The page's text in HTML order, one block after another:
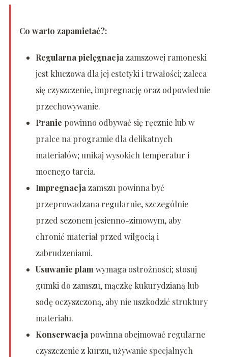
Co warto zapamietać?:
Regularna pielęgnacjazamszowej ramoneski
jest kluczowa dla jej estetyki i trwałości; zaleca
się czyszczenie, impregnację oraz odpowiednie
przechowywanie.
Pranie powinno odbywać się ręcznie lub w
pralce na programie dla delikatnych
materiałów; unikaj wysokich temperatur i
mocnego tarcia.
Impregnacjazamszu powinna być
przeprowadzana regularnie, szczególnie
przed sezonem jesienno-zimowym, aby
chronić materiał przed wilgocią i
zabrudzeniami.
Usuwanie plamwymaga ostrożności; stosuj
gumki do zamszu, mączkę kukurydzianą lub
sodę oczyszczoną, aby nie uszkodzić struktury
materiału.
Konserwacjapowinna obejmować regularne
czyszczenie z kurzu, używanie specjalnych